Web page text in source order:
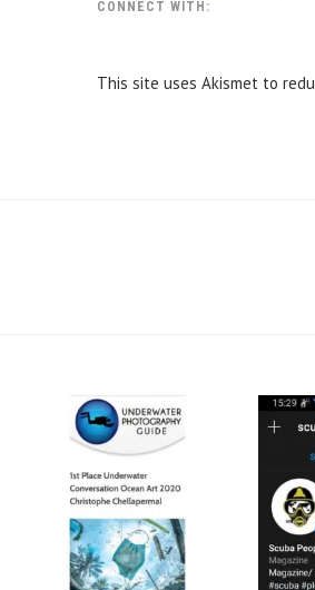
CONNECT WITH:
This site uses Akismet to
scuba_people_magazine